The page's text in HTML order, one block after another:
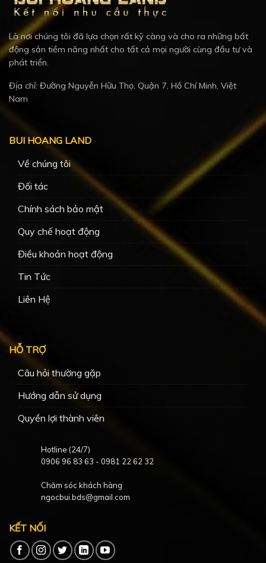
Là nơi chúng tôi đã lựa chọn rất kỹ càng và cho ra những bất
động sản tiềm năng nhất cho tất cả mọi người cùng đầu tư và
phát triển.
Địa chỉ: Đường Nguyễn Hữu Thọ, Quận 7, Hồ Chí Minh, Việt
Nam
BUI HOANG LAND
Về chúng tôi
Đối tác
Chính sách bảo mật
Quy chế hoạt động
Điều khoản hoạt động
Tin Tức
Liên Hệ
HỖ TRỢ
Câu hỏi thường gặp
Hướng dẫn sử dụng
Quyền lợi thành viên
Hotline (24/7)
0906 96 83 63 - 0981 22 62 32
Chăm sóc khách hàng
ngocbui.bds@gmail.com
KẾT NỐI